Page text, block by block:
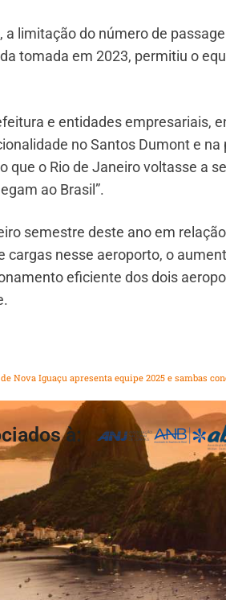
limitação do número de
tomada em 2023, permitiu o
e entidades empresariais,
no Santos Dumont e na
que o Rio de Janeiro voltasse a
ao Brasil”.
semestre deste ano em
nesse aeroporto, o
eficiente dos dois
à: